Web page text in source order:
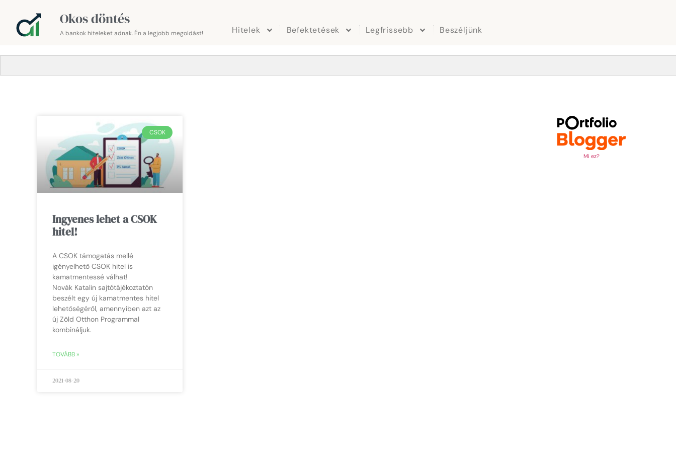
Okos döntés
A bankok hiteleket adnak. Én a legjobb megoldást! Hitelek Befektetések Legfrissebb Beszéljünk
CSOK
Ingyenes lehet a CSOK
hitel!
A CSOK támogatás mellé
igényelhető CSOK hitel is
kamatmentessé válhat!
Novák Katalin sajtótájékoztatón
beszélt egy új kamatmentes hitel
lehetőségéről, amennyiben azt az
új Zöld Otthon Programmal
kombináljuk.
TOVÁBB »
2021-08-20
Mi ez?